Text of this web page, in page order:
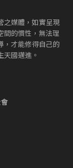
之媒體，如實呈現
間的慣性，無法理
，才能修得自己的
國邁進。